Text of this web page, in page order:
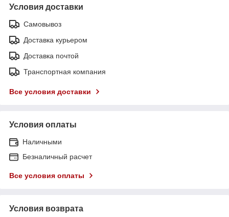
Условия доставки
Самовывоз
Доставка курьером
Доставка почтой
Транспортная компания
Все условия доставки
Условия оплаты
Наличными
Безналичный расчет
Все условия оплаты
Условия возврата